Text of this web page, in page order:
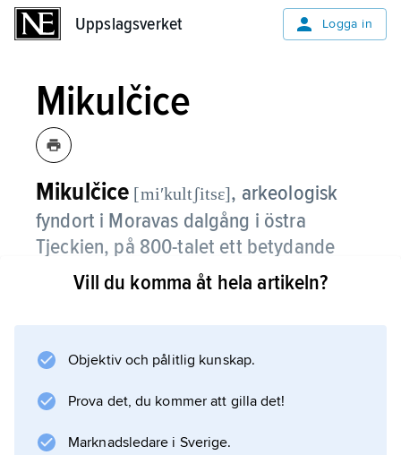
Uppslagsverket Logga in
Mikulčice
Mikulčice [miʹkultʃitsɛ], arkeologisk
fynd­ort i Moravas dalgång i östra
Tjeckien, på 800-talet ett betydande
centrum i det stormähriska riket;
Redan på 700-talet fanns en betydande befäst
bosättning. Följande århundrade vann
kristendomen insteg; befolkningen kan då ha
uppgått till ca 2 000 individer.
Vill du komma åt hela artikeln?
Objektiv och pålitlig kunskap.
Prova det, du kommer att gilla det!
Marknadsledare i Sverige.